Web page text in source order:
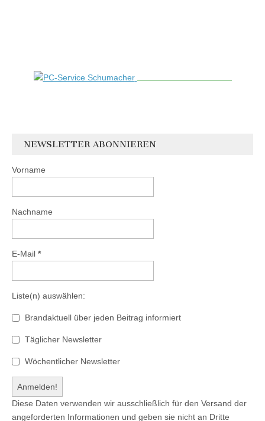
NEWSLETTER ABONNIEREN
Vorname
Nachname
E-Mail *
Liste(n) auswählen:
Brandaktuell über jeden Beitrag informiert
Täglicher Newsletter
Wöchentlicher Newsletter
Diese Daten verwenden wir ausschließlich für den Versand der
angeforderten Informationen und geben sie nicht an Dritte